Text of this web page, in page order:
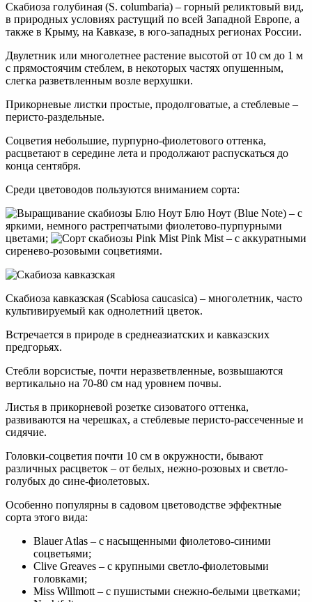
Скабиоза голубиная (S. columbaria) – горный реликтовый вид,
в природных условиях растущий по всей Западной Европе, а
также в Крыму, на Кавказе, в юго-западных регионах России.
Двулетник или многолетнее растение высотой от 10 см до 1 м
с прямостоячим стеблем, в некоторых частях опушенным,
слегка разветвленным возле верхушки.
Прикорневые листки простые, продолговатые, а стеблевые –
перисто-раздельные.
Соцветия небольшие, пурпурно-фиолетового оттенка,
расцветают в середине лета и продолжают распускаться до
конца сентября.
Среди цветоводов пользуются вниманием сорта:
Блю Ноут (Blue Note) – с
яркими, немного растрепчатыми фиолетово-пурпурными
цветами;
Pink Mist – с аккуратными
сиренево-розовыми соцветиями.
Скабиоза кавказская (Scabiosa caucasica) – многолетник, часто
культивируемый как однолетний цветок.
Встречается в природе в среднеазиатских и кавказских
предгорьях.
Стебли ворсистые, почти неразветвленные, возвышаются
вертикально на 70-80 см над уровнем почвы.
Листья в прикорневой розетке сизоватого оттенка,
развиваются на черешках, а стеблевые перисто-рассеченные и
сидячие.
Головки-соцветия почти 10 см в окружности, бывают
различных расцветок – от белых, нежно-розовых и светло-
голубых до сине-фиолетовых.
Особенно популярны в садовом цветоводстве эффектные
сорта этого вида:
Blauer Atlas – с насыщенными фиолетово-синими
соцветьями;
Clive Greaves – с крупными светло-фиолетовыми
головками;
Miss Willmott – с пушистыми снежно-белыми цветками;